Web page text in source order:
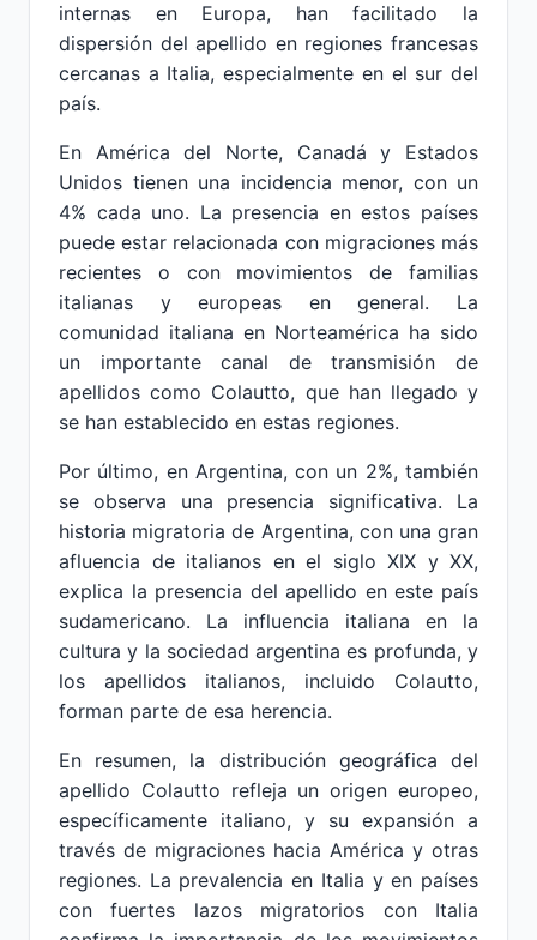
internas en Europa, han facilitado la
dispersión del apellido en regiones francesas
cercanas a Italia, especialmente en el sur del
país.
En América del Norte, Canadá y Estados
Unidos tienen una incidencia menor, con un
4% cada uno. La presencia en estos países
puede estar relacionada con migraciones más
recientes o con movimientos de familias
italianas y europeas en general. La
comunidad italiana en Norteamérica ha sido
un importante canal de transmisión de
apellidos como Colautto, que han llegado y
se han establecido en estas regiones.
Por último, en Argentina, con un 2%, también
se observa una presencia significativa. La
historia migratoria de Argentina, con una gran
afluencia de italianos en el siglo XIX y XX,
explica la presencia del apellido en este país
sudamericano. La influencia italiana en la
cultura y la sociedad argentina es profunda, y
los apellidos italianos, incluido Colautto,
forman parte de esa herencia.
En resumen, la distribución geográfica del
apellido Colautto refleja un origen europeo,
específicamente italiano, y su expansión a
través de migraciones hacia América y otras
regiones. La prevalencia en Italia y en países
con fuertes lazos migratorios con Italia